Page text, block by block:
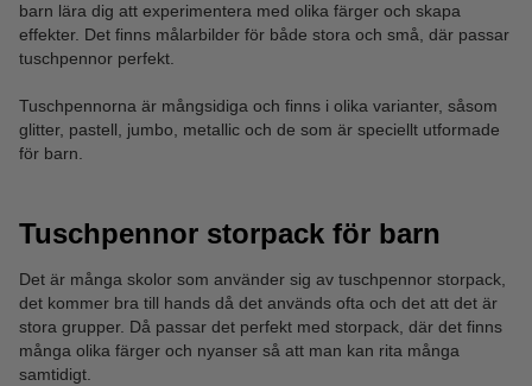
barn lära dig att experimentera med olika färger och skapa
effekter. Det finns målarbilder för både stora och små, där passar
tuschpennor perfekt.
Tuschpennorna är mångsidiga och finns i olika varianter, såsom
glitter, pastell, jumbo, metallic och de som är speciellt utformade
för barn.
Tuschpennor storpack för barn
Det är många skolor som använder sig av tuschpennor storpack,
det kommer bra till hands då det används ofta och det att det är
stora grupper. Då passar det perfekt med storpack, där det finns
många olika färger och nyanser så att man kan rita många
samtidigt.